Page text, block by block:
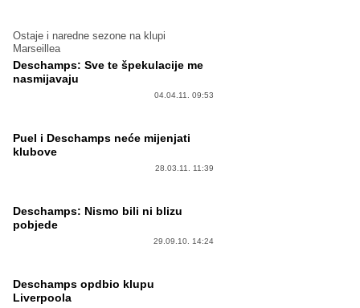
Ostaje i naredne sezone na klupi
Marseillea
Deschamps: Sve te špekulacije me
nasmijavaju
04.04.11. 09:53
Puel i Deschamps neće mijenjati
klubove
28.03.11. 11:39
Deschamps: Nismo bili ni blizu
pobjede
29.09.10. 14:24
Deschamps opdbio klupu
Liverpoola